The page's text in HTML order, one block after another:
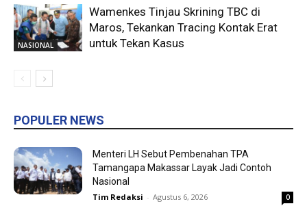
NASIONAL
Wamenkes Tinjau Skrining TBC di
Maros, Tekankan Tracing Kontak Erat
untuk Tekan Kasus
POPULER NEWS
Menteri LH Sebut Pembenahan TPA
Tamangapa Makassar Layak Jadi Contoh
Nasional
Tim Redaksi - Agustus 6, 2026 0